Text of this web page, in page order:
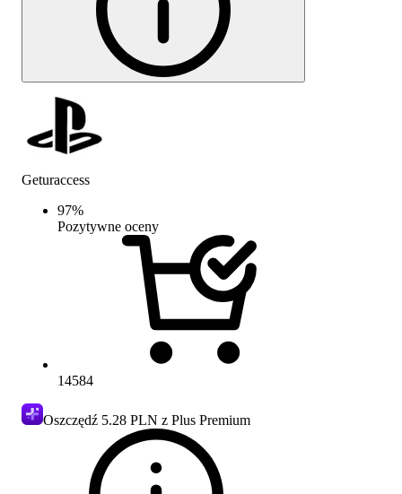
Geturaccess
97%
Pozytywne oceny
14584
Oszczędź 5.28 PLN z Plus Premium